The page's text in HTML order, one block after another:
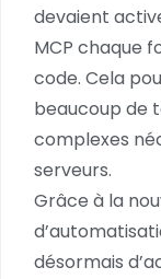
devaient
MCP chaque
code. Cela
beaucoup de
complexes
serveurs.
Grâce à la
désormais